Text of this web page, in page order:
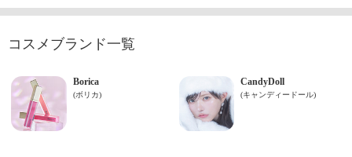
コスメブランド一覧